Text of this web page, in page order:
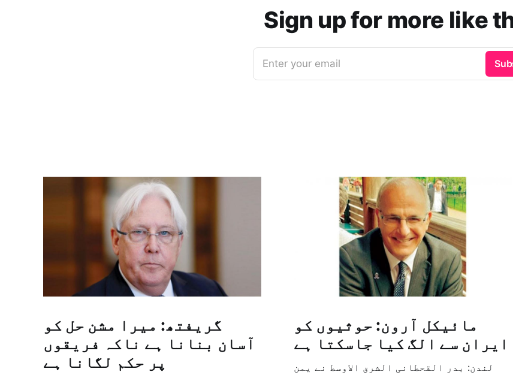
Sign up for more like
Enter your email
گریفتھ: میرا مشن حل کو
آسان بنانا ہے ناکہ فریقوں
پر حکم لگانا ہے
مائیکل آرون: حوثیوں کو
ایران سے الگ کیا جاسکتا ہے
لندن: بدر القحطانی الشرق الاوسط نے یمن